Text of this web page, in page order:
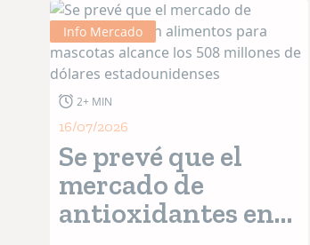
Info Mercado
2+ MIN
16/07/2026
Se prevé que el
mercado de
antioxidantes en